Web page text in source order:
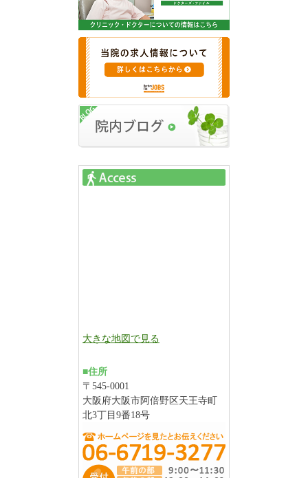
大きな地図で見る
■住所
〒545-0001
大阪府大阪市阿倍野区天王寺町
北3丁目9番18号